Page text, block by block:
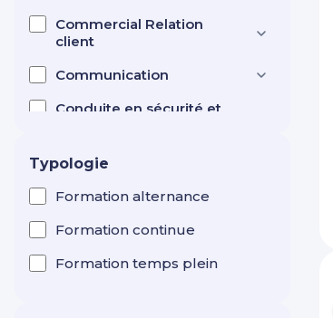
Commercial Relation
client
Communication
Conduite en sécurité et
Création d'entreprise
Entrepreneuriat
Efficacité professionnelle
Electricité
Typologie
Formation alternance
Formation continue
Formation temps plein